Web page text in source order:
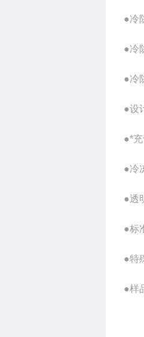
●冷
●冷
●冷
●设
●*
●冷
●透
●标
●特
●样